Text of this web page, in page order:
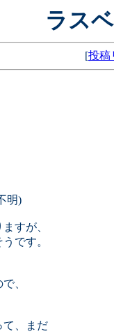
ラス
[投稿
明)
すが、
です。
、
て、まだ